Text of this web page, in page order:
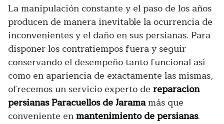
La manipulación constante y el paso de los años
producen de manera inevitable la ocurrencia de
inconvenientes y el daño en sus persianas. Para
disponer los contratiempos fuera y seguir
conservando el desempeño tanto funcional así
como en apariencia de exactamente las mismas,
ofrecemos un servicio experto de reparacion
persianas Paracuellos de Jaramamás que
conveniente enmantenimiento de persianas.